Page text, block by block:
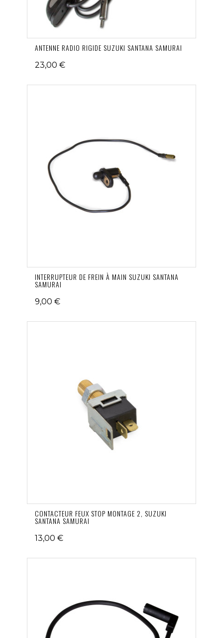
ANTENNE RADIO RIGIDE SUZUKI SANTANA SAMURAI
23,00 €
INTERRUPTEUR DE FREIN À MAIN SUZUKI SANTANA
SAMURAI
9,00 €
CONTACTEUR FEUX STOP MONTAGE 2, SUZUKI
SANTANA SAMURAI
13,00 €